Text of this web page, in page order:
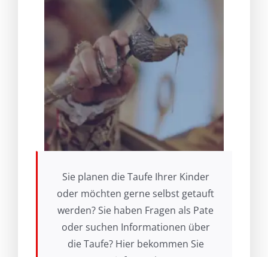
Sie planen die Taufe Ihrer Kinder
oder möchten gerne selbst getauft
werden? Sie haben Fragen als Pate
oder suchen Informationen über
die Taufe? Hier bekommen Sie